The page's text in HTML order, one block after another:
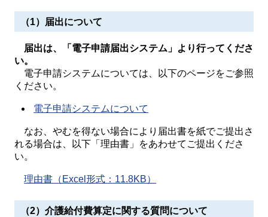
（1）届出について
届出は、「電子申請届出システム」より行ってくださ
い。
電子申請システムについては、以下のページをご参照
ください。
電子申請システムについて
なお、やむを得ない場合により届出書を紙でご提出さ
れる場合は、以下「理由書」をあわせてご提出くださ
い。
理由書（Excel形式：11.8KB）
（2）介護給付費算定に関する質問について